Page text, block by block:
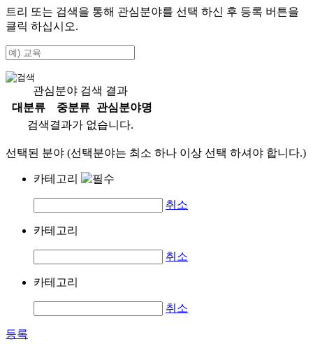
트리 또는 검색을 통해 관심분야를 선택 하신 후 등록 버튼을
클릭 하십시오.
관심분야 검색 결과
대분류
중분류
관심분야명
검색결과가 없습니다.
선택된 분야 (선택분야는 최소 하나 이상 선택 하셔야 합니다.)
카테고리
취소
카테고리
취소
카테고리
취소
등록